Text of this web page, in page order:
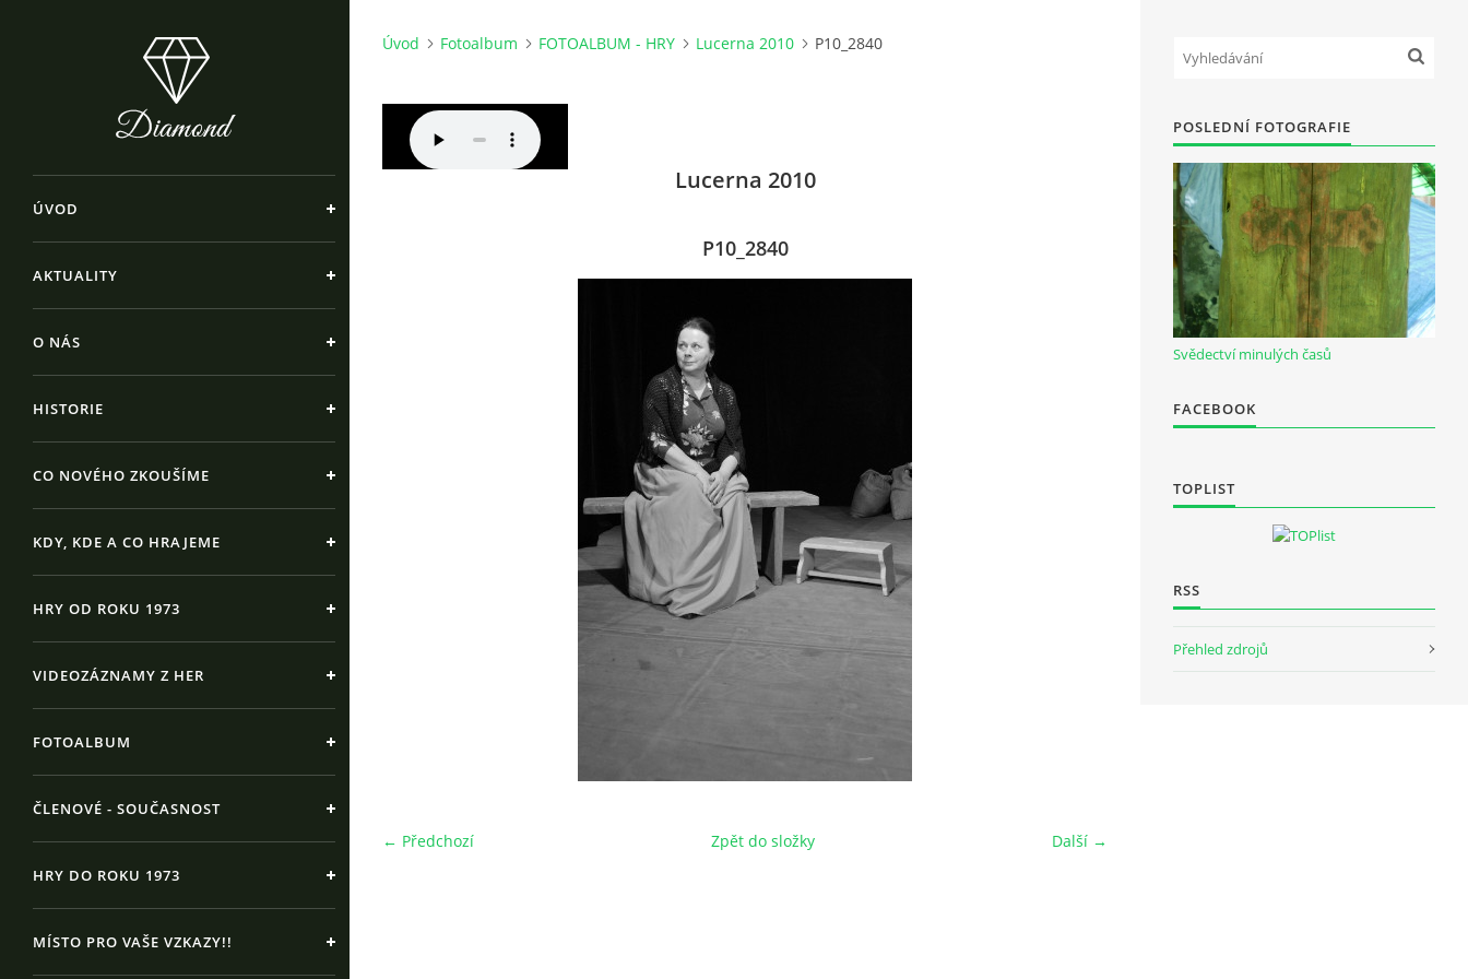
ÚVOD
AKTUALITY
O NÁS
HISTORIE
CO NOVÉHO ZKOUŠÍME
KDY, KDE A CO HRAJEME
HRY OD ROKU 1973
VIDEOZÁZNAMY Z HER
FOTOALBUM
ČLENOVÉ - SOUČASNOST
HRY DO ROKU 1973
MÍSTO PRO VAŠE VZKAZY!!
Úvod Fotoalbum FOTOALBUM - HRY Lucerna 2010 P10_2840
Lucerna 2010
P10_2840
← Předchozí Další →
Zpět do složky
POSLEDNÍ FOTOGRAFIE
Svědectví minulých časů
FACEBOOK
TOPLIST
RSS
Přehled zdrojů